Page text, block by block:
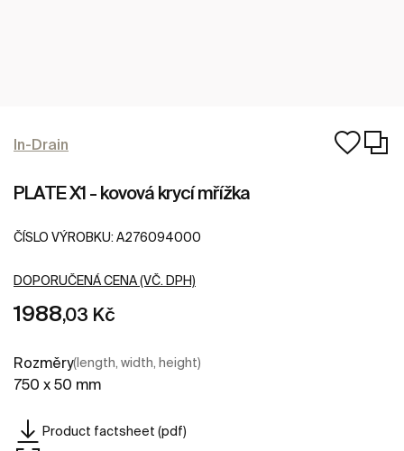
In-Drain
PLATE X1 - kovová krycí mřížka
ČÍSLO VÝROBKU: A276094000
DOPORUČENÁ CENA (VČ. DPH)
1988,03 Kč
Rozměry(length, width, height)
750 x 50 mm
Product factsheet (pdf)